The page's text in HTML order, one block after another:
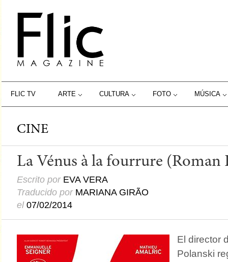
FLIC TV ARTE CULTURA FOTO MÚSICA
CINE
La Vénus à la fourrure (Roman
Escrito por EVA VERA
Traducido por MARIANA GIRÃO
el 07/02/2014
El director
Polanski